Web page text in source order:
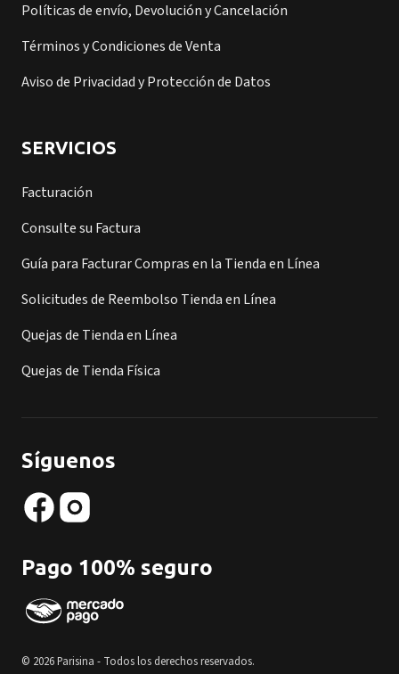
Políticas de envío, Devolución y Cancelación
Términos y Condiciones de Venta
Aviso de Privacidad y Protección de Datos
SERVICIOS
Facturación
Consulte su Factura
Guía para Facturar Compras en la Tienda en Línea
Solicitudes de Reembolso Tienda en Línea
Quejas de Tienda en Línea
Quejas de Tienda Física
Síguenos
Pago 100% seguro
© 2026 Parisina - Todos los derechos reservados.